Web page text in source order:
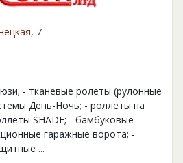
7
- тканевые ролеты (рулонные
День-Ночь; - роллеты на
SHADE; - бамбуковые
гаражные ворота; -
...